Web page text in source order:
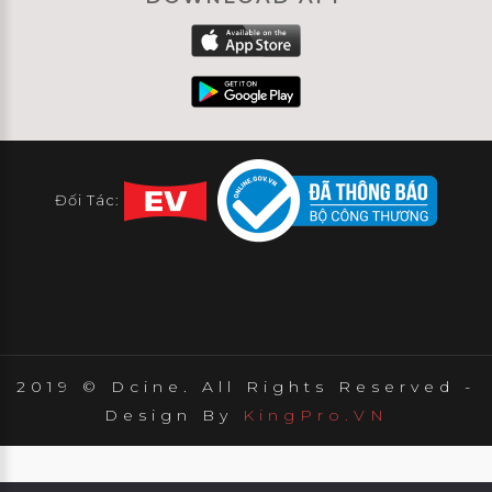
Đối Tác:
2019 © Dcine. All Rights Reserved -
Design By
KingPro.VN